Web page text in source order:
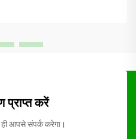
प्राप्त करें
ही आपसे संपर्क करेगा।